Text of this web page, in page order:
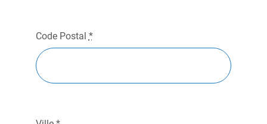
Code Postal *